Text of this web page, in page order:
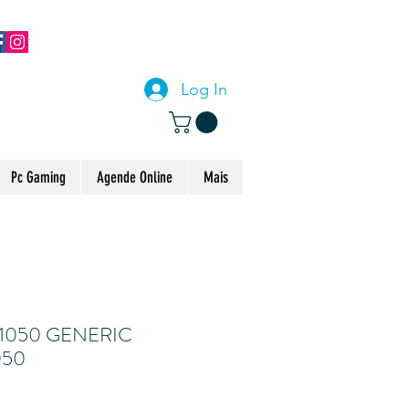
Log In
Pc Gaming Agende Online Mais
GENERIC